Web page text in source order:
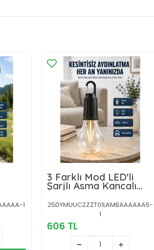
1
3 Farklı Mod LED'li
Şarjlı Asma Kancalı
Kamp Lambası
Taşınabilir Ampul
25DYMUUCZZZT01LAMBAAAAAA5-
1
606 TL